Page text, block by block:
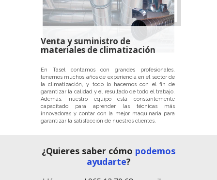
Venta y suministro de
materiales de climatización
En Tasel contamos con grandes profesionales,
tenemos muchos años de experiencia en el sector de
la climatización, y todo lo hacemos con el fin de
garantizar la calidad y el resultado de todo el trabajo.
Además, nuestro equipo está constantemente
capacitado para aprender las técnicas más
innovadoras y contar con la mejor maquinaria para
garantizar la satisfacción de nuestros clientes.
¿Quieres saber cómo podemos
ayudarte?